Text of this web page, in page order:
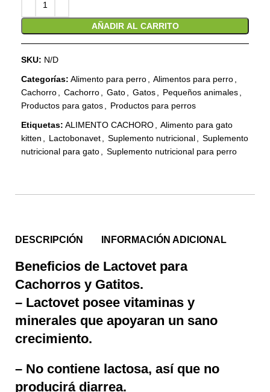
AÑADIR AL CARRITO
SKU: N/D
Categorías: Alimento para perro Alimentos para perro
Cachorro
Cachorro Gato Gatos Pequeños animales
Productos para gatos
Productos para perros
Etiquetas: ALIMENTO CACHORO
Alimento para gato
kitten
Lactobonavet Suplemento nutricional
Suplemento
nutricional para gato
Suplemento nutricional para perro
DESCRIPCIÓN INFORMACIÓN ADICIONAL
Beneficios de Lactovet para
Cachorros y Gatitos.
– Lactovet posee vitaminas y
minerales que apoyaran un sano
crecimiento.
– No contiene lactosa, así que no
producirá diarrea.